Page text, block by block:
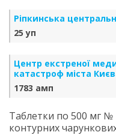
Ріпкинська
25 уп
Центр екстреної
катастроф міста
1783 амп
Таблетки по 500 мг №
контурних